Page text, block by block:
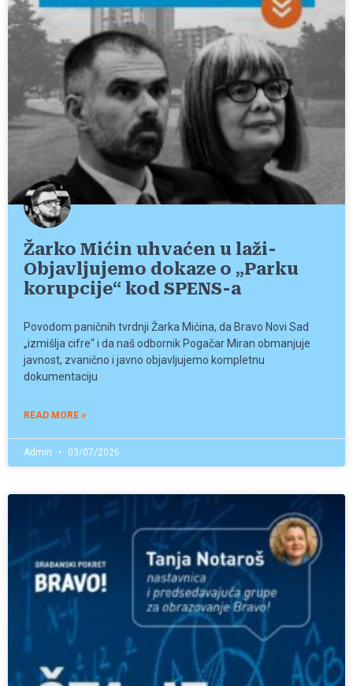
Žarko Mićin uhvaćen u laži-
Objavljujemo dokaze o „Parku
korupcije“ kod SPENS-a
Povodom paničnih tvrdnji Žarka Mićina, da Bravo Novi Sad
„izmišlja cifre“ i da naš odbornik Pogačar Miran obmanjuje
javnost, zvanično i javno objavljujemo kompletnu
dokumentaciju
READ MORE »
Admin 03/07/2026